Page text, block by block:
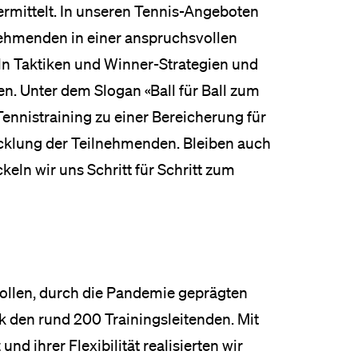
In unseren Tennis-Angeboten
in einer anspruchsvollen
Taktiken und Winner-Strategien und
Unter dem Slogan «Ball für Ball zum
zu einer Bereicherung für
der Teilnehmenden. Bleiben auch
wir uns Schritt für Schritt zum
durch die Pandemie geprägten
den rund 200 Trainingsleitenden. Mit
und ihrer Flexibilität realisierten wir
und Zulassung